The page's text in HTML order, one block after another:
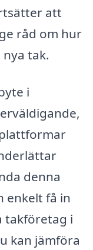
att
råd om hur
tak.
i
denna
enkelt få in
takföretag i
kan jämföra